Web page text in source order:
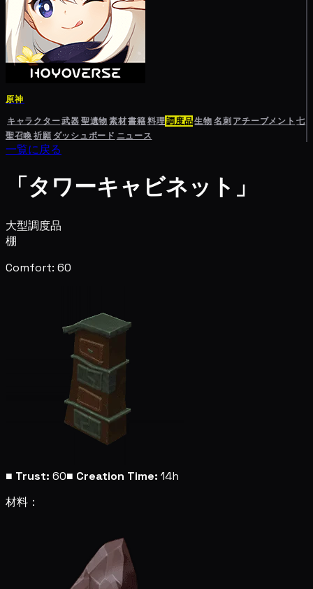
原神
キャラクター武器聖遺物素材書籍料理調度品生物名刺 アチーブメント 七
聖召喚祈願 ダッシュボード ニュース
一覧に戻る
「タワーキャビネット」
大型調度品
棚
Comfort: 60
■ Trust: 60■ Creation Time: 14h
材料：